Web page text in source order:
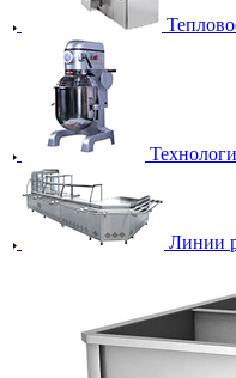
Линии